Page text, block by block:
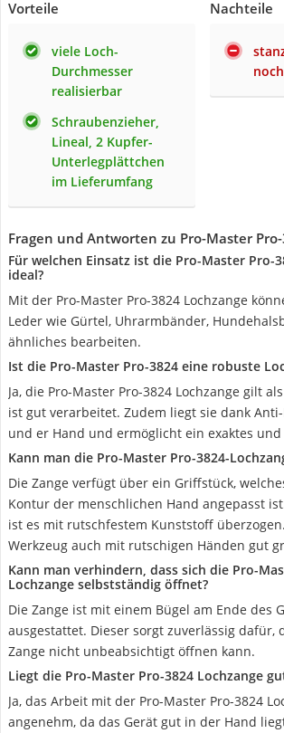
Vorteile
viele Loch-
Durchmesser
realisierbar
Schraubenzieher,
Lineal, 2 Kupfer-
Unterlegplättchen
im Lieferumfang
Nachteile
Fragen und Antworten zu Pro-Master
Für welchen Einsatz ist die Pro-Master Pro-
ideal?
Mit der Pro-Master Pro-3824 Lochzange
Leder wie Gürtel, Uhrarmbänder,
ähnliches bearbeiten.
Ist die Pro-Master Pro-3824 eine robuste
Ja, die Pro-Master Pro-3824 Lochzange gilt
ist gut verarbeitet. Zudem liegt sie dank
und er Hand und ermöglicht ein exaktes
Kann man die Pro-Master Pro-3824-
Die Zange verfügt über ein Griffstück,
Kontur der menschlichen Hand angepasst
ist es mit rutschfestem Kunststoff
Werkzeug auch mit rutschigen Händen gut
Kann man verhindern, dass sich die Pro-
Lochzange selbstständig öffnet?
Die Zange ist mit einem Bügel am Ende des
ausgestattet. Dieser sorgt zuverlässig dafür,
Zange nicht unbeabsichtigt öffnen kann.
Liegt die Pro-Master Pro-3824 Lochzange
Ja, das Arbeit mit der Pro-Master Pro-3824
angenehm, da das Gerät gut in der Hand